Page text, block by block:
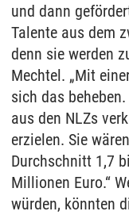
und dann
Talente aus dem
denn sie werden
Mechtel. „Mit
sich das
aus den NLZs
erzielen. Sie
Durchschnitt 1,7
Millionen Euro.“
würden, könnten